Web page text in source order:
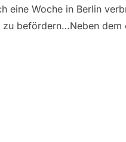
eine Woche in Berlin
zu befördern…Neben